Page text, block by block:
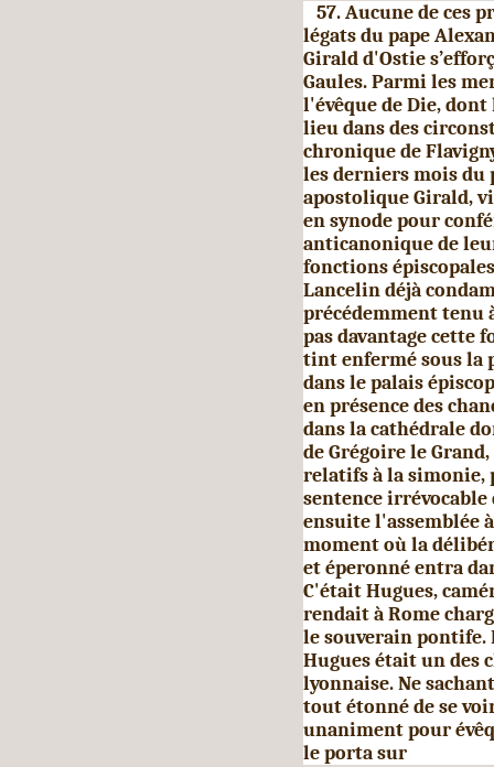
57. Aucune de ces
légats du pape
Girald d'Ostie
Gaules. Parmi les
l'évêque de Die,
lieu dans des
chronique de
les derniers mois du
apostolique Girald,
en synode pour
anticanonique de
fonctions
Lancelin déjà
précédemment tenu
pas da­vantage cette
tint enfermé sous la
dans le palais
en présence des
dans la cathédrale
de Grégoire le
relatifs à la
sentence
ensuite l'assemblée
moment où la
et éperonné entra
C'était Hugues,
rendait à Rome
le souverain pontife.
Hugues était un des
lyonnaise. Ne
tout étonné de se
unaniment pour
le porta sur